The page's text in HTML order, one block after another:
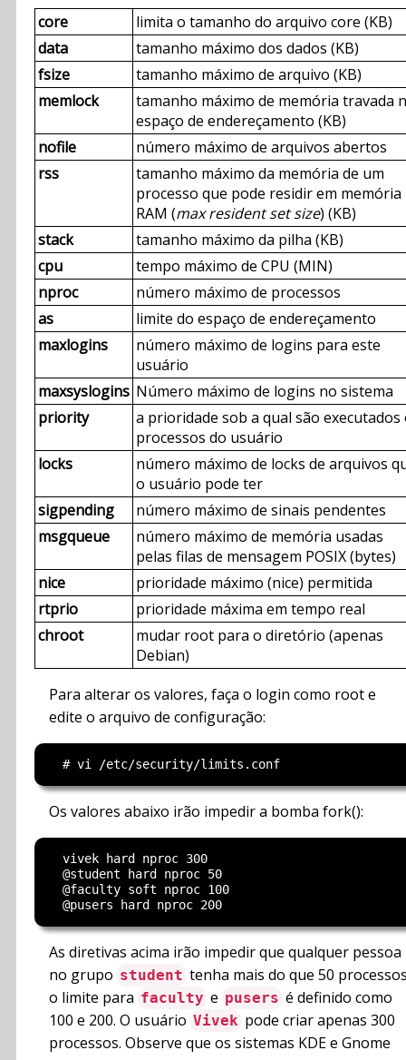
core
limita o tamanho do arquivo core (KB)
data
tamanho máximo dos dados (KB)
fsize
tamanho máximo de arquivo (KB)
memlock
tamanho máximo de memória travada
espaço de endereçamento (KB)
nofile
número máximo de arquivos abertos
rss
tamanho máximo da memória de um
processo que pode residir em memória
RAM (max resident set size) (KB)
stack
tamanho máximo da pilha (KB)
cpu
tempo máximo de CPU (MIN)
nproc
número máximo de processos
as
limite do espaço de endereçamento
maxlogins
número máximo de logins para este
usuário
maxsyslogins Número máximo de logins no sistema
priority
a prioridade sob a qual são executados
processos do usuário
locks
número máximo de locks de arquivos
o usuário pode ter
sigpending
número máximo de sinais pendentes
msgqueue
número máximo de memória usadas
pelas filas de mensagem POSIX (bytes)
nice
prioridade máximo (nice) permitida
rtprio
prioridade máxima em tempo real
chroot
mudar root para o diretório (apenas
Debian)
Para alterar os valores, faça o login como root e
edite o arquivo de configuração:
Os valores abaixo irão impedir a bomba fork():
  vivek hard nproc 300
  @student hard nproc 50
  @faculty soft nproc 100
As diretivas acima irão impedir que qualquer pessoa
no grupo student tenha mais do que 50
o limite para faculty e pusers é definido como
100 e 200. O usuário Vivek pode criar apenas 300
processos. Observe que os sistemas KDE e Gnome